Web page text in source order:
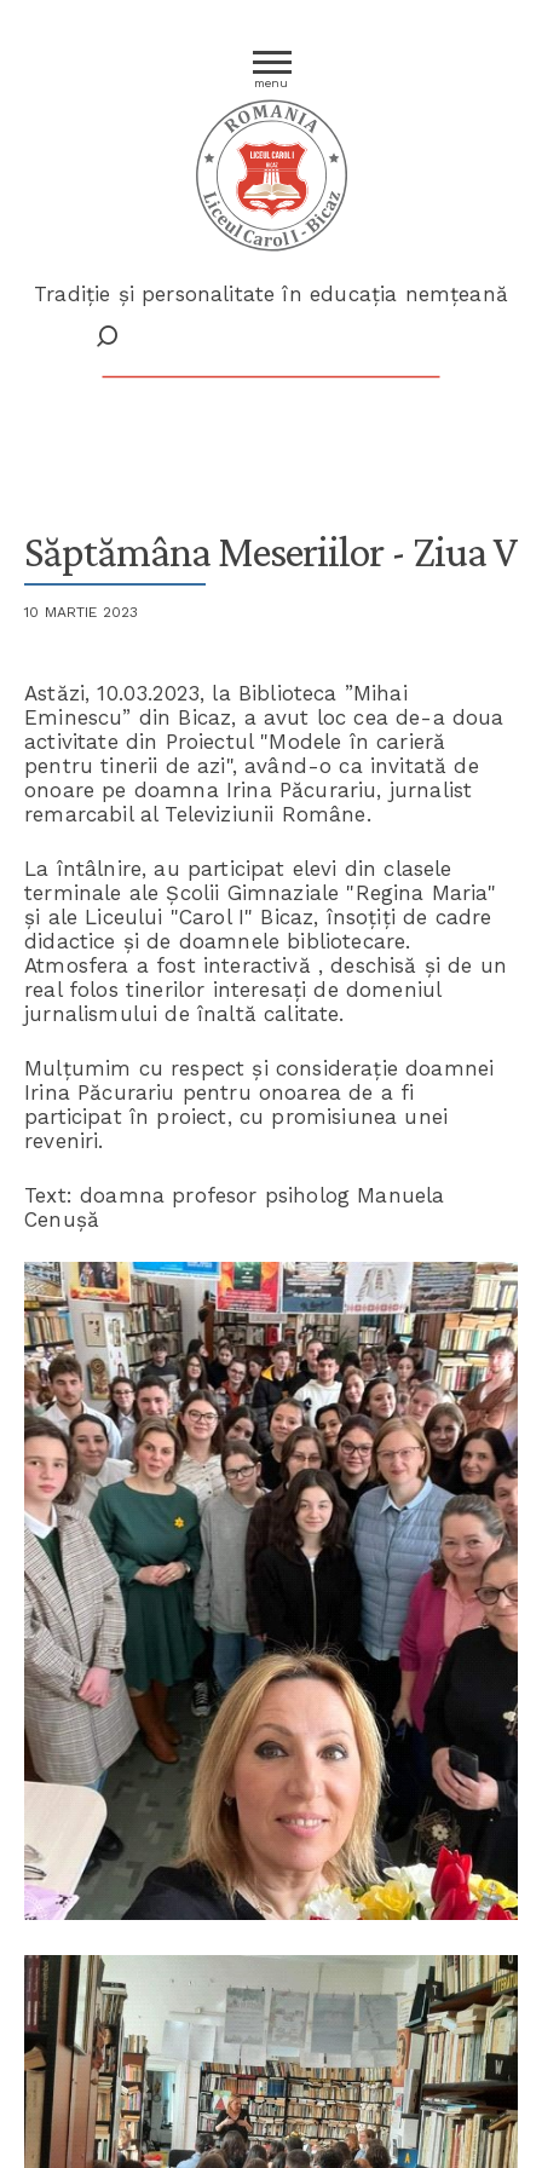
Tradiție și personalitate în educația nemțeană
menu
Săptămâna Meseriilor - Ziua V
10 MARTIE 2023
Astăzi, 10.03.2023, la Biblioteca ”Mihai
Eminescu” din Bicaz, a avut loc cea de-a doua
activitate din Proiectul "Modele în carieră
pentru tinerii de azi", având-o ca invitată de
onoare pe doamna Irina Păcurariu, jurnalist
remarcabil al Televiziunii Române.
La întâlnire, au participat elevi din clasele
terminale ale Școlii Gimnaziale "Regina Maria"
și ale Liceului "Carol I" Bicaz, însoțiți de cadre
didactice și de doamnele bibliotecare.
Atmosfera a fost interactivă , deschisă și de un
real folos tinerilor interesați de domeniul
jurnalismului de înaltă calitate.
Mulțumim cu respect și considerație doamnei
Irina Păcurariu pentru onoarea de a fi
participat în proiect, cu promisiunea unei
reveniri.
Text: doamna profesor psiholog Manuela
Cenușă